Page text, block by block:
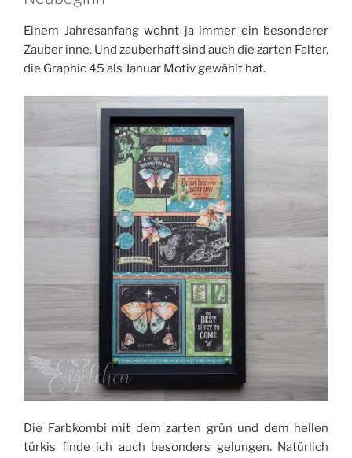
Einem Jahresanfang wohnt ja immer ein besonderer
Zauber inne. Und zauberhaft sind auch die zarten Falter,
die Graphic 45 als Januar Motiv gewählt hat.
Die Farbkombi mit dem zarten grün und dem hellen
türkis finde ich auch besonders gelungen. Natürlich